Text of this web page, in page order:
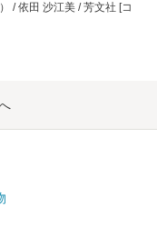
/ 依田 沙江美 / 芳文社 [コ